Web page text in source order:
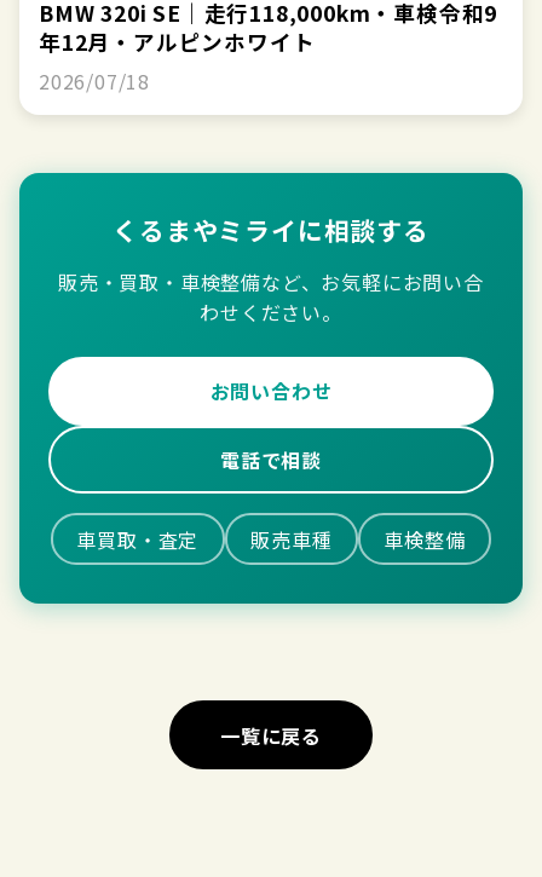
BMW 320i SE｜走行118,000km・車検令和9
年12月・アルピンホワイト
2026/07/18
くるまやミライに相談する
販売・買取・車検整備など、お気軽にお問い合
わせください。
お問い合わせ
電話で相談
車買取・査定 販売車種 車検整備
一覧に戻る